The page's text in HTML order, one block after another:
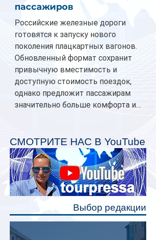
пассажиров
Российские железные дороги
готовятся к запуску нового
поколения плацкартных вагонов.
Обновленный формат сохранит
привычную вместимость и
доступную стоимость поездок,
однако предложит пассажирам
значительно больше комфорта и
планируется начать в 2027 году.
Одним из главных нововведений
станут индивидуальные шторки у
каждого спального места. Они
позволят пассажирам закрыть свою
полку во время сна или отдыха,
СМОТРИТЕ НАС В YouTube
Выбор редакции